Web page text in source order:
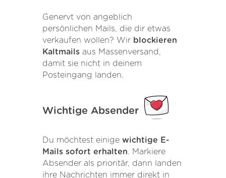
Genervt von angeblich
persönlichen Mails, die dir etwas
verkaufen wollen? Wir blockieren
Kaltmails aus Massenversand,
damit sie nicht in deinem
Posteingang landen.
Wichtige Absender
Du möchtest einige wichtige E-
Mails sofort erhalten. Markiere
Absender als prioritär, dann landen
ihre Nachrichten immer direkt in